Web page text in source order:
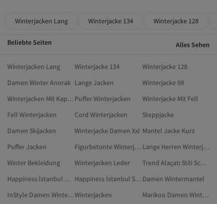
Winterjacken Lang Winterjacke 134 Winterjacke 128
Beliebte Seiten Alles Sehen
Winterjacken Lang Winterjacke 134
Winterjacke 128
Damen Winter Anorak Lange Jacken
Winterjacke 98
Winterjacken Mit Kapuze Puffer Winterjacken
Winterjacke Mit Fell
Fell Winterjacken
Cord Winterjacken
Steppjacke
Damen Skijacken
Winterjacke Damen Xxl Mantel Jacke Kurz
Puffer Jacken
Figurbetonte Winterjacke
Lange Herren Winterjacken
Winter Bekleidung
Winterjacken Leder
Trend Alaçatı Stili Schwarz Winterjacken
Happiness İstanbul Winterjacken
Happiness İstanbul Schwarz Winterjacken Damen Wintermantel
InStyle Damen WinterjackenWinterjacken
Marikoo Damen Winterjacken